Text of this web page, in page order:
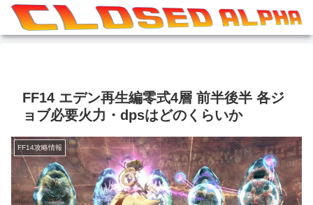
FF14 エデン再生編零式4層 前半後半 各ジ
ョブ必要火力・dpsはどのくらいか
FF14攻略情報